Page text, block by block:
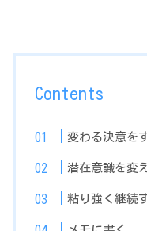
Contents
変わる決意を
潜在意識を変
粘り強く継続